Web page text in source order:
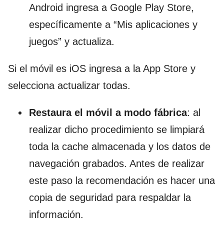
Android ingresa a Google Play Store,
específicamente a “Mis aplicaciones y
juegos” y actualiza.
Si el móvil es iOS ingresa a la App Store y
selecciona actualizar todas.
Restaura el móvil a modo fábrica: al
realizar dicho procedimiento se limpiará
toda la cache almacenada y los datos de
navegación grabados. Antes de realizar
este paso la recomendación es hacer una
copia de seguridad para respaldar la
información.